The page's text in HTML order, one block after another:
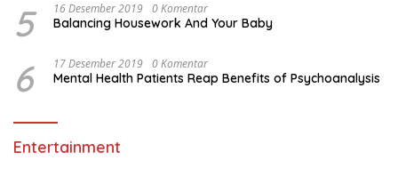
5 16 Desember 2019 0 Komentar
Balancing Housework And Your Baby
6 17 Desember 2019 0 Komentar
Mental Health Patients Reap Benefits of Psychoanalysis
Entertainment